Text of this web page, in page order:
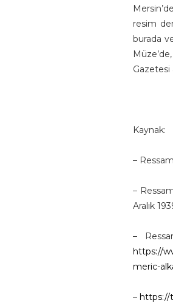
resim
burada
Gazetesi
Kaynak:
–
–
Aralık
–
https://
meric-
– https://